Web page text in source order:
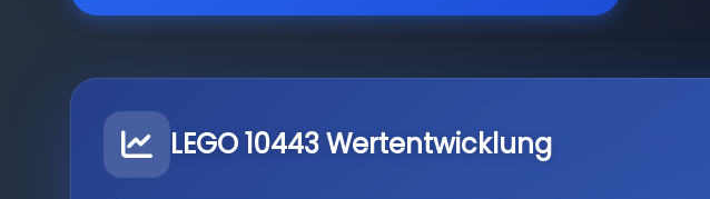
LEGO 10443 Wertentwicklung